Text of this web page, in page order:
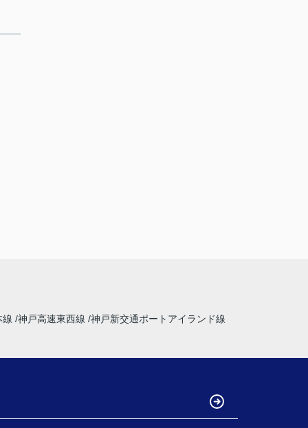
線 神戸高速東西線 神戸新交通ポートアイランド線